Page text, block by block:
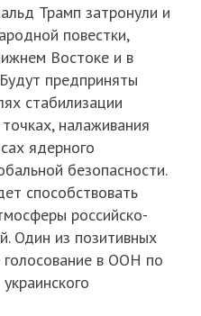
Трамп затронули и
повестки,
Востоке и в
предприняты
стабилизации
налаживания
ядерного
безопасности.
способствовать
российско-
Один из позитивных
в ООН по